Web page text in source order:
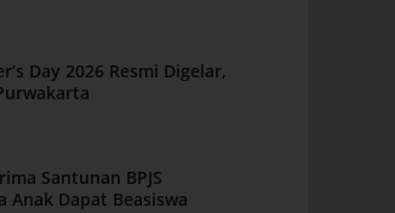
Day 2026 Resmi Digelar,
Santunan BPJS
Anak Dapat Beasiswa